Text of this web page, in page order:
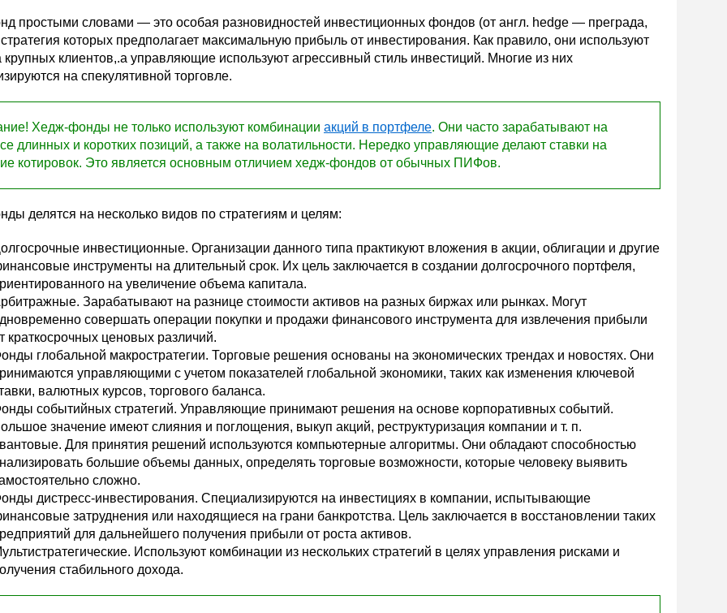
простыми словами — это особая разновидностей инвестиционных фондов (от англ. hedge — преграда,
которых предполагает максимальную прибыль от инвестирования. Как правило, они используют
крупных клиентов,.а управляющие используют агрессивный стиль инвестиций. Многие из них
на спекулятивной торговле.
Хедж-фонды не только используют комбинации акций в портфеле. Они часто зарабатывают на
длинных и коротких позиций, а также на волатильности. Нередко управляющие делают ставки на
котировок. Это является основным отличием хедж-фондов от обычных ПИФов.
делятся на несколько видов по стратегиям и целям:
инвестиционные. Организации данного типа практикуют вложения в акции, облигации и другие
инструменты на длительный срок. Их цель заключается в создании долгосрочного портфеля,
на увеличение объема капитала.
Зарабатывают на разнице стоимости активов на разных биржах или рынках. Могут
совершать операции покупки и продажи финансового инструмента для извлечения прибыли
краткосрочных ценовых различий.
глобальной макростратегии. Торговые решения основаны на экономических трендах и новостях. Они
управляющими с учетом показателей глобальной экономики, таких как изменения ключевой
валютных курсов, торгового баланса.
событийных стратегий. Управляющие принимают решения на основе корпоративных событий.
значение имеют слияния и поглощения, выкуп акций, реструктуризация компании и т. п.
Для принятия решений используются компьютерные алгоритмы. Они обладают способностью
большие объемы данных, определять торговые возможности, которые человеку выявить
сложно.
дистресс-инвестирования. Специализируются на инвестициях в компании, испытывающие
затруднения или находящиеся на грани банкротства. Цель заключается в восстановлении таких
для дальнейшего получения прибыли от роста активов.
Используют комбинации из нескольких стратегий в целях управления рисками и
стабильного дохода.